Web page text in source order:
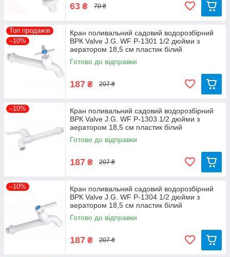
63 ₴ 70 ₴
Топ продажів
–10%
Кран поливальний садовий водорозбірний
ВРК Valve J.G. WF Р-1301 1/2 дюйми з
аератором 18,5 см пластик білий
Готово до відправки
187 ₴ 207 ₴
–10%
Кран поливальний садовий водорозбірний
ВРК Valve J.G. WF Р-1303 1/2 дюйми з
аератором 18,5 см пластик білий
Готово до відправки
187 ₴ 207 ₴
–10%
Кран поливальний садовий водорозбірний
ВРК Valve J.G. WF Р-1304 1/2 дюйми з
аератором 18,5 см пластик білий
Готово до відправки
187 ₴ 207 ₴